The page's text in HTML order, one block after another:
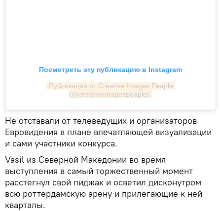
Посмотреть эту публикацию в Instagram
Публикация от Creative Images Peaple
(@creativeimagespeaple)
Не отставали от телеведущих и организаторов
Евровидения в плане впечатляющей визуализации
и сами участники конкурса.
Vasil из Северной Македонии во время
выступления в самый торжественный момент
расстегнул свой пиджак и осветил дисконутром
всю роттердамскую арену и прилегающие к ней
кварталы.